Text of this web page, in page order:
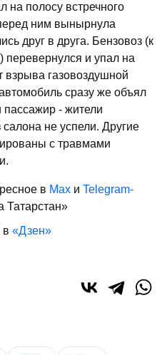
на полосу встречного
ним вынырнула
друг в друга. Бензовоз (к
и упал на
взрыва газовоздушной
сразу же объял
пассажир - жители
не успели. Другие
с травмами
в Max и Telegram-
Татарстан»
в «Дзен»